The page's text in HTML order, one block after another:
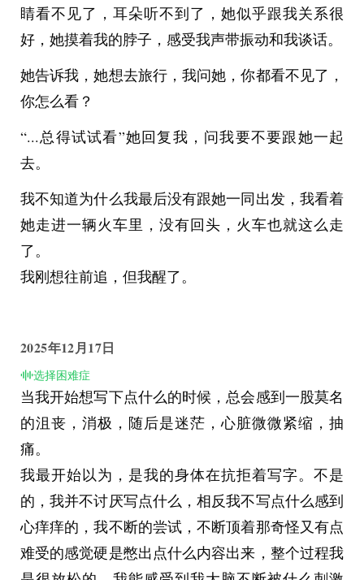
睛看不见了，耳朵听不到了，她似乎跟我关系很
好，她摸着我的脖子，感受我声带振动和我谈话。
她告诉我，她想去旅行，我问她，你都看不见了，
你怎么看？
“...总得试试看”她回复我，问我要不要跟她一起
去。
我不知道为什么我最后没有跟她一同出发，我看着
她走进一辆火车里，没有回头，火车也就这么走
了。
我刚想往前追，但我醒了。
2025年12月17日
选择困难症
当我开始想写下点什么的时候，总会感到一股莫名
的沮丧，消极，随后是迷茫，心脏微微紧缩，抽
痛。
我最开始以为，是我的身体在抗拒着写字。不是
的，我并不讨厌写点什么，相反我不写点什么感到
心痒痒的，我不断的尝试，不断顶着那奇怪又有点
难受的感觉硬是憋出点什么内容出来，整个过程我